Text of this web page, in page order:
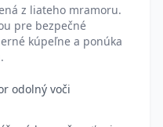
z liateho mramoru.
pre bezpečné
kúpeľne a ponúka
odolný voči